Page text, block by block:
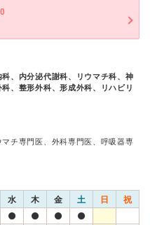
、内分泌代謝科、リウマチ科、神
、整形外科、形成外科、リハビリ
チ専門医、外科専門医、呼吸器専
水 木 金 土 日 祝